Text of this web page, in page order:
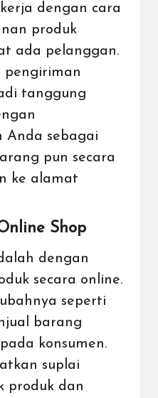
dengan cara
produk
ada pelanggan.
pengiriman
tanggung
Anda sebagai
pun secara
ke alamat
Shop
dengan
secara online.
seperti
barang
konsumen.
suplai
produk dan